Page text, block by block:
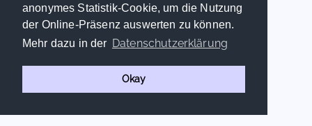
anonymes Statistik-Cookie, um die Nutzung
der Online-Präsenz auswerten zu können.
Mehr dazu in der Datenschutzerklärung
Okay